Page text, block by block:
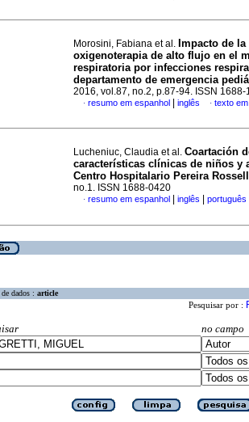
Morosini, Fabiana et al. Impacto de
oxigenoterapia de alto flujo en el
respiratoria por infecciones
departamento de emergencia
2016, vol.87, no.2, p.87-94. ISSN 1688-
· resumo em espanhol inglês · texto
Lucheniuc, Claudia et al. Coartación
características clínicas de niños y
Centro Hospitalario Pereira Rossell
no.1. ISSN 1688-0420
· resumo em espanhol inglês português
de dados : article
Pesquisar por :
no campo